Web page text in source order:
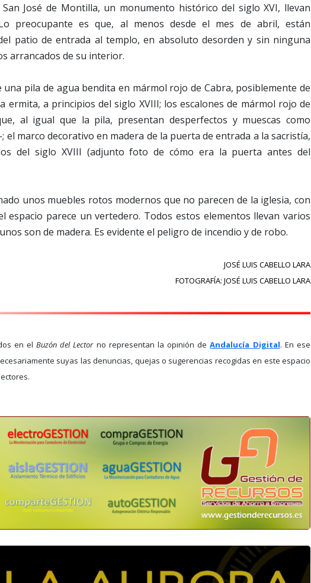
José de Montilla, un monumento histórico del siglo XVI, llevan
preocupante es que, al menos desde el mes de abril, están
patio de entrada al templo, en absoluto desorden y sin ninguna
arrancados de su interior.
una pila de agua bendita en mármol rojo de Cabra, posiblemente de
ermita, a principios del siglo XVIII; los escalones de mármol rojo de
al igual que la pila, presentan desperfectos y muescas como
el marco decorativo en madera de la puerta de entrada a la sacristía,
del siglo XVIII (adjunto foto de cómo era la puerta antes del
unos muebles rotos modernos que no parecen de la iglesia, con
espacio parece un vertedero. Todos estos elementos llevan varios
son de madera. Es evidente el peligro de incendio y de robo.
JOSÉ LUIS CABELLO LARA
FOTOGRAFÍA: JOSÉ LUIS CABELLO LARA
en elBuzón del Lectorno representan la opinión deAndalucía Digital. En ese
suyas las denuncias, quejas o sugerencias recogidas en este espacio